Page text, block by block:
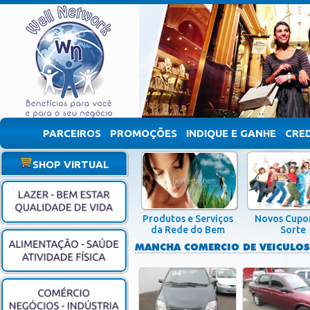
PARCEIROS PROMOÇÕES INDIQUE E GANHE
SHOP VIRTUAL
Produtos e Serviços
da Rede do Bem
Novos
Sorte
MANCHA COMERCIO DE